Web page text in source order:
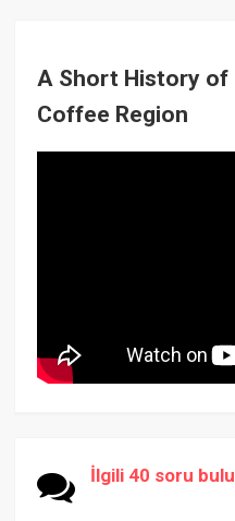
A Short History of
Coffee Region
İlgili 40 soru